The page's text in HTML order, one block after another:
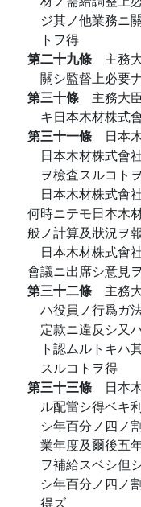
ジ其ノ他業務ニ
トヲ得
第二十九條 主務
關シ監督上必要
第三十條 主務大
キ日本木材株式
第三十一條 日本
日本木材株式會
ヲ檢査スルコト
日本木材株式會
何時ニテモ日本木
般ノ計算及狀況ヲ
日本木材株式會
會議ニ出席シ意見
第三十二條 主務
ハ役員ノ行爲ガ
定款ニ違反シ又
ト認ムルトキハ
スルコトヲ得
第三十三條 日本
ル配當シ得ベキ
シ年百分ノ四ノ
業年度及爾後五
ヲ補給スベシ但
シ年百分ノ四ノ
得ズ